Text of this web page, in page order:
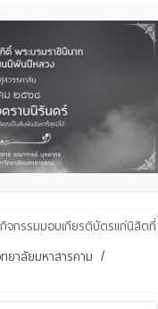
จกรรมมอบเกียรติบัตรแก่นิสิ
เดือน ๘ ถวายเทียนพรรษา ๒
ยาลัยมหาสารคาม /